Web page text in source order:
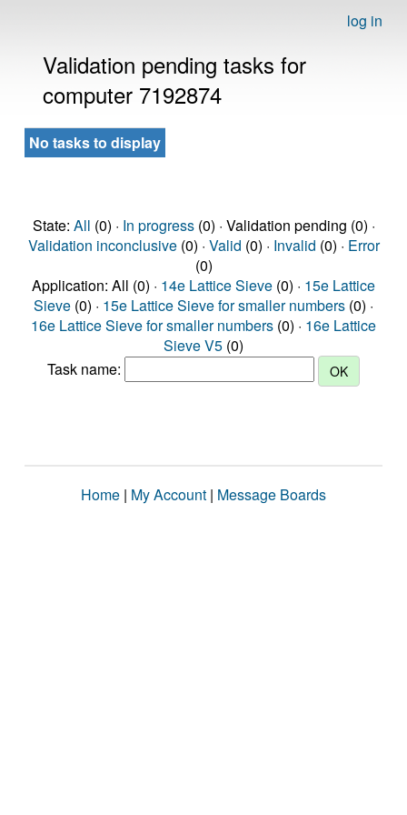
log in
Validation pending tasks for
computer 7192874
No tasks to display
State: All (0) · In progress(0) · Validation pending (0) ·
Validation inconclusive(0) · Valid (0) · Invalid (0) · Error
(0)
Application: All (0) · 14e Lattice Sieve (0) · 15e Lattice
Sieve (0) · 15e Lattice Sieve for smaller numbers (0) ·
16e Lattice Sieve for smaller numbers (0) · 16e Lattice
Sieve V5 (0)
Task name:
Home | My Account | Message Boards